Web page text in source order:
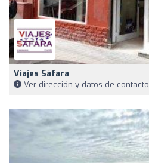
Viajes Sáfara
Ver dirección y datos de contacto